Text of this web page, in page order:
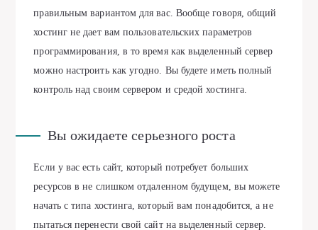
правильным вариантом для вас. Вообще говоря, общий
хостинг не дает вам пользовательских параметров
программирования, в то время как выделенный сервер
можно настроить как угодно. Вы будете иметь полный
контроль над своим сервером и средой хостинга.
Вы ожидаете серьезного роста
Если у вас есть сайт, который потребует больших
ресурсов в не слишком отдаленном будущем, вы можете
начать с типа хостинга, который вам понадобится, а не
пытаться перенести свой сайт на выделенный сервер.